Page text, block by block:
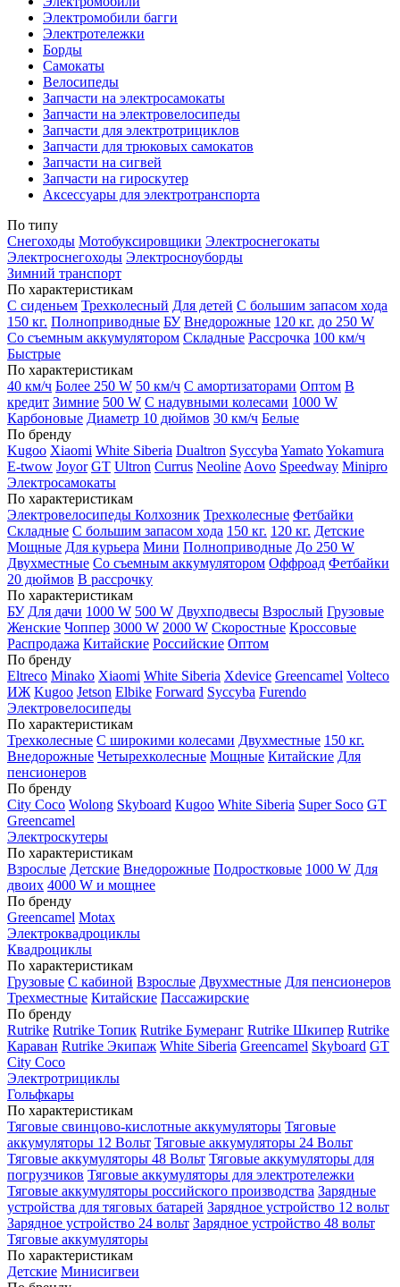
Электромобили багги
Электротележки
Борды
Самокаты
Велосипеды
Запчасти на электросамокаты
Запчасти на электровелосипеды
Запчасти для электротрициклов
Запчасти для трюковых самокатов
Запчасти на сигвей
Запчасти на гироскутер
Аксессуары для электротранспорта
По типу
Снегоходы Мотобуксировщики Электроснегокаты
Электроснегоходы Электросноуборды
Зимний транспорт
По характеристикам
С сиденьем Трехколесный Для детей С большим запасом хода
150 кг. Полноприводные БУ Внедорожные 120 кг. до 250 W
Со съемным аккумулятором Складные Рассрочка 100 км/ч
Быстрые
По характеристикам
40 км/ч Более 250 W 50 км/ч С амортизаторами Оптом В
кредит Зимние 500 W С надувными колесами 1000 W
Карбоновые Диаметр 10 дюймов 30 км/ч Белые
По бренду
Kugoo Xiaomi White Siberia Dualtron Syccyba YamatoYokamura
E-twow Joyor GT Ultron Currus Neoline Aovo Speedway Minipro
Электросамокаты
По характеристикам
Электровелосипеды Колхозник Трехколесные Фетбайки
Складные С большим запасом хода 150 кг. 120 кг. Детские
Мощные Для курьера Мини Полноприводные До 250 W
Двухместные Со съемным аккумулятором Оффроад Фетбайки
20 дюймов В рассрочку
По характеристикам
БУ Для дачи 1000 W 500 W Двухподвесы Взрослый Грузовые
Женские Чоппер 3000 W 2000 W Скоростные Кроссовые
Распродажа Китайские Российские Оптом
По бренду
Eltreco Minako Xiaomi White Siberia Xdevice Greencamel Volteco
ИЖ Kugoo Jetson Elbike Forward Syccyba Furendo
Электровелосипеды
По характеристикам
Трехколесные С широкими колесами Двухместные 150 кг.
Внедорожные Четырехколесные Мощные Китайские Для
пенсионеров
По бренду
City Coco Wolong Skyboard Kugoo White Siberia Super Soco GT
Greencamel
Электроскутеры
По характеристикам
Взрослые Детские Внедорожные Подростковые 1000 W Для
двоих 4000 W и мощнее
По бренду
Greencamel Motax
Электроквадроциклы
Квадроциклы
По характеристикам
Грузовые С кабиной Взрослые Двухместные Для пенсионеров
Трехместные Китайские Пассажирские
По бренду
Rutrike Rutrike Топик Rutrike Бумеранг Rutrike Шкипер Rutrike
Караван Rutrike Экипаж White Siberia Greencamel Skyboard GT
City Coco
Электротрициклы
Гольфкары
По характеристикам
Тяговые свинцово-кислотные аккумуляторы Тяговые
аккумуляторы 12 Вольт Тяговые аккумуляторы 24 Вольт
Тяговые аккумуляторы 48 Вольт Тяговые аккумуляторы для
погрузчиков Тяговые аккумуляторы для электротележки
Тяговые аккумуляторы российского производства Зарядные
устройства для тяговых батарей Зарядное устройство 12 вольт
Зарядное устройство 24 вольт Зарядное устройство 48 вольт
Тяговые аккумуляторы
По характеристикам
Детские Минисигвеи